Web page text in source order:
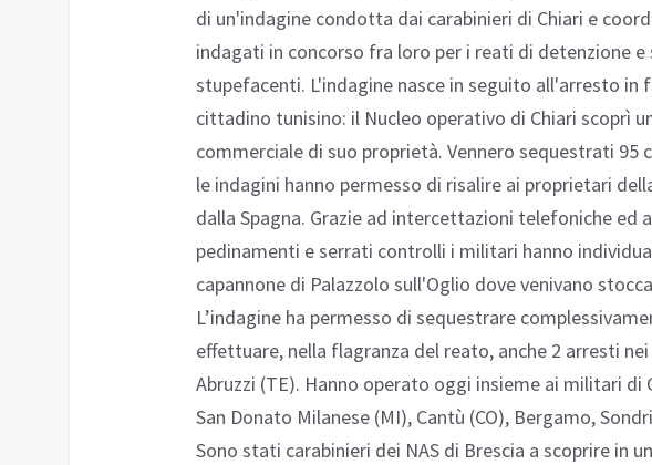
di un'indagine condotta dai carabinieri di Chiari e
indagati in concorso fra loro per i reati di detenzione e
stupefacenti. L'indagine nasce in seguito all'arresto in
cittadino tunisino: il Nucleo operativo di Chiari scoprì
commerciale di suo proprietà. Vennero sequestrati 95
le indagini hanno permesso di risalire ai proprietari
dalla Spagna. Grazie ad intercettazioni telefoniche ed
pedinamenti e serrati controlli i militari hanno
capannone di Palazzolo sull'Oglio dove venivano
L’indagine ha permesso di sequestrare
effettuare, nella flagranza del reato, anche 2 arresti
Abruzzi (TE). Hanno operato oggi insieme ai militari di
San Donato Milanese (MI), Cantù (CO), Bergamo,
Sono stati carabinieri dei NAS di Brescia a scoprire in